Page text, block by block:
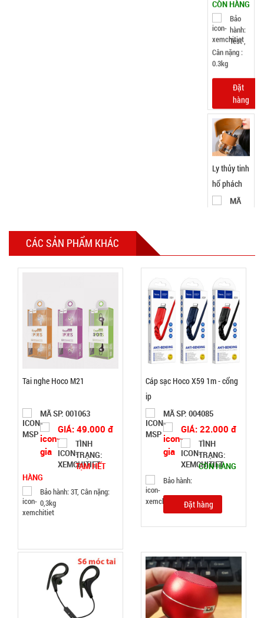
420ml
MÃ
SP:
003967
GIÁ:
11.900 đ
TÌNH
TRẠNG:
CÒN HÀNG
Bảo
hành:
Test,
Cân nặng:
0,2kg
Quạt phun
sương hơi
nước vuông
Air Cooler
MÃ
SP:
GIÁ:
70.000 đ
TRẠNG:
Cân nặng:
hàng
CÁC SẢN PHẨM KHÁC
Tai nghe Hoco M21
MÃ SP: 001063
GIÁ: 49.000 đ
TÌNH
TRẠNG:
TẠM HẾT
HÀNG
Bảo hành: 3T, Cân nặng:
0,3kg
Cáp sạc Hoco X59 1m - cổng
ip
MÃ SP: 004085
GIÁ: 22.000 đ
TÌNH
TRẠNG:
CÒN HÀNG
Bảo hành:
Đặt hàng